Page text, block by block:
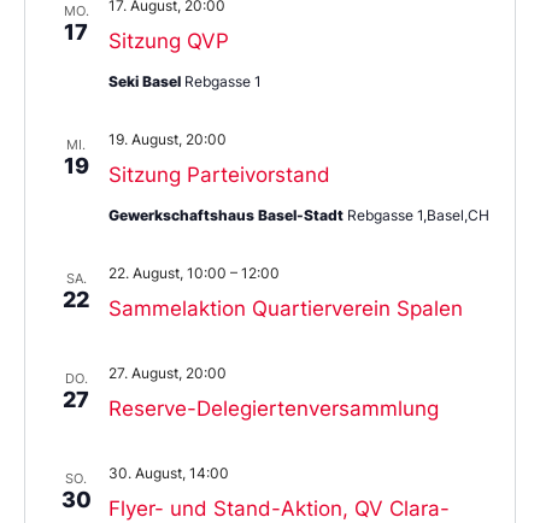
MO.
17 Sitzung QVP
17. August, 20:00
Seki Basel Rebgasse 1
MI.
19 Sitzung Parteivorstand
19. August, 20:00
Gewerkschaftshaus Basel-Stadt Rebgasse 1,Basel,CH
SA.
22 Sammelaktion Quartierverein Spalen
22. August, 10:00 – 12:00
DO.
27 Reserve-Delegiertenversammlung
27. August, 20:00
SO.
30 Flyer- und Stand-Aktion, QV Clara-
30. August, 14:00